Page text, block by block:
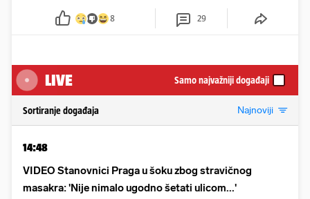
8 29
LIVE Samo najvažniji događaji
Sortiranje događaja Najnoviji
14:48
VIDEO Stanovnici Praga u šoku zbog stravičnog
masakra: 'Nije nimalo ugodno šetati ulicom...'